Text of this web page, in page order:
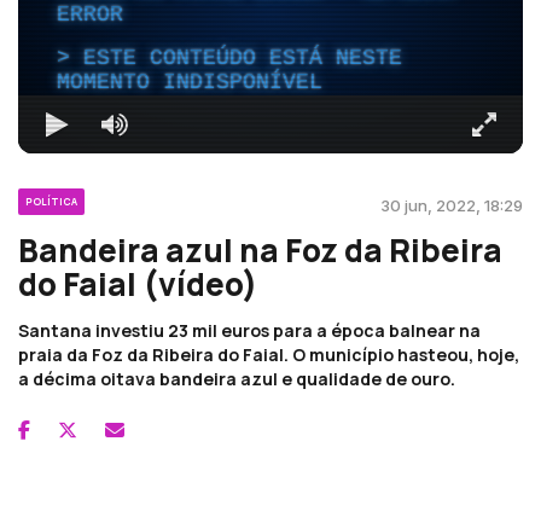
ERROR
ESTE CONTEÚDO ESTÁ NESTE
MOMENTO INDISPONÍVEL
POLÍTICA 30 jun, 2022, 18:29
Bandeira azul na Foz da Ribeira
do Faial (vídeo)
Santana investiu 23 mil euros para a época balnear na
praia da Foz da Ribeira do Faial. O município hasteou, hoje,
a décima oitava bandeira azul e qualidade de ouro.